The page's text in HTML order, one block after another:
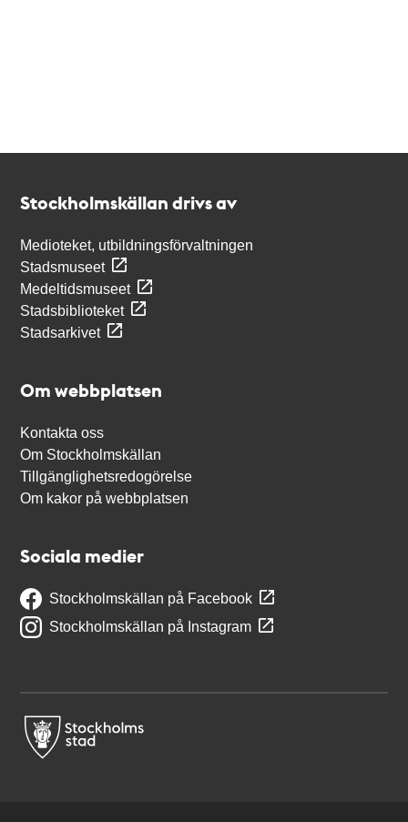
Stockholmskällan drivs av
Medioteket, utbildningsförvaltningen
Stadsmuseet
Medeltidsmuseet
Stadsbiblioteket
Stadsarkivet
Om webbplatsen
Kontakta oss
Om Stockholmskällan
Tillgänglighetsredogörelse
Om kakor på webbplatsen
Sociala medier
Stockholmskällan på Facebook
Stockholmskällan på Instagram